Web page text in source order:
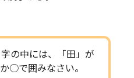
の中には、「田」が
○で囲みなさい。